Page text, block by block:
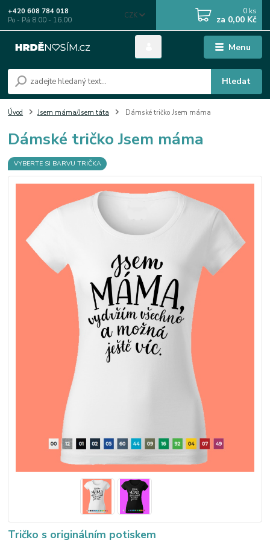
Menu
CZK
Hledat
+420 608 784 018
Po - Pá 8.00 - 16.00
0 ks
za 0,00 Kč
Úvod Jsem máma/Jsem táta Dámské tričko Jsem máma
Dámské tričko Jsem máma
VYBERTE SI BARVU TRIČKA
Tričko s originálním potiskem